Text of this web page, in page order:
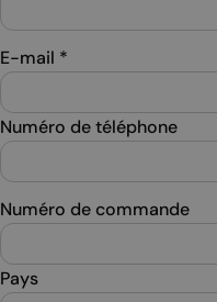
E-mail *
Numéro de téléphone
Numéro de commande
Pays